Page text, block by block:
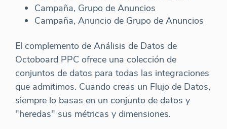
Campaña, Grupo de Anuncios
Campaña, Anuncio de Grupo de Anuncios
El complemento de Análisis de Datos de
Octoboard PPC ofrece una colección de
conjuntos de datos para todas las integraciones
que admitimos. Cuando creas un Flujo de Datos,
siempre lo basas en un conjunto de datos y
"heredas" sus métricas y dimensiones.